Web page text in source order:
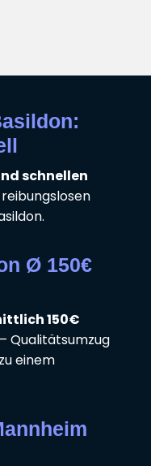
schnellen
Ø 150€
150€
Qualitätsumzug
einem